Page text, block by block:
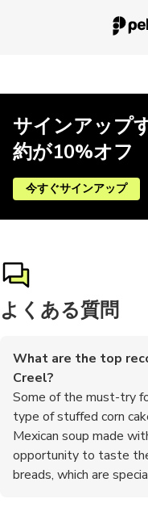
サインアップ
約が10%オフ
今すぐサインアップ
よくある質問
What are the top
Creel?
Some of the must-try
type of stuffed corn
Mexican soup made
opportunity to taste
breads, which are